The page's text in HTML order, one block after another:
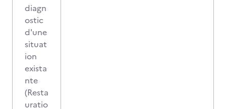
diagn
ostic
d'une
situat
ion
exista
nte
(Resta
uratio